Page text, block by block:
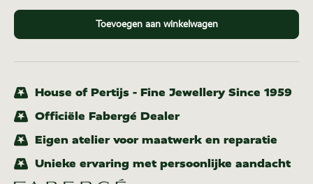
Toevoegen aan winkelwagen
House of Pertijs - Fine Jewellery Since 1959
Officiële Fabergé Dealer
Eigen atelier voor maatwerk en reparatie
Unieke ervaring met persoonlijke aandacht